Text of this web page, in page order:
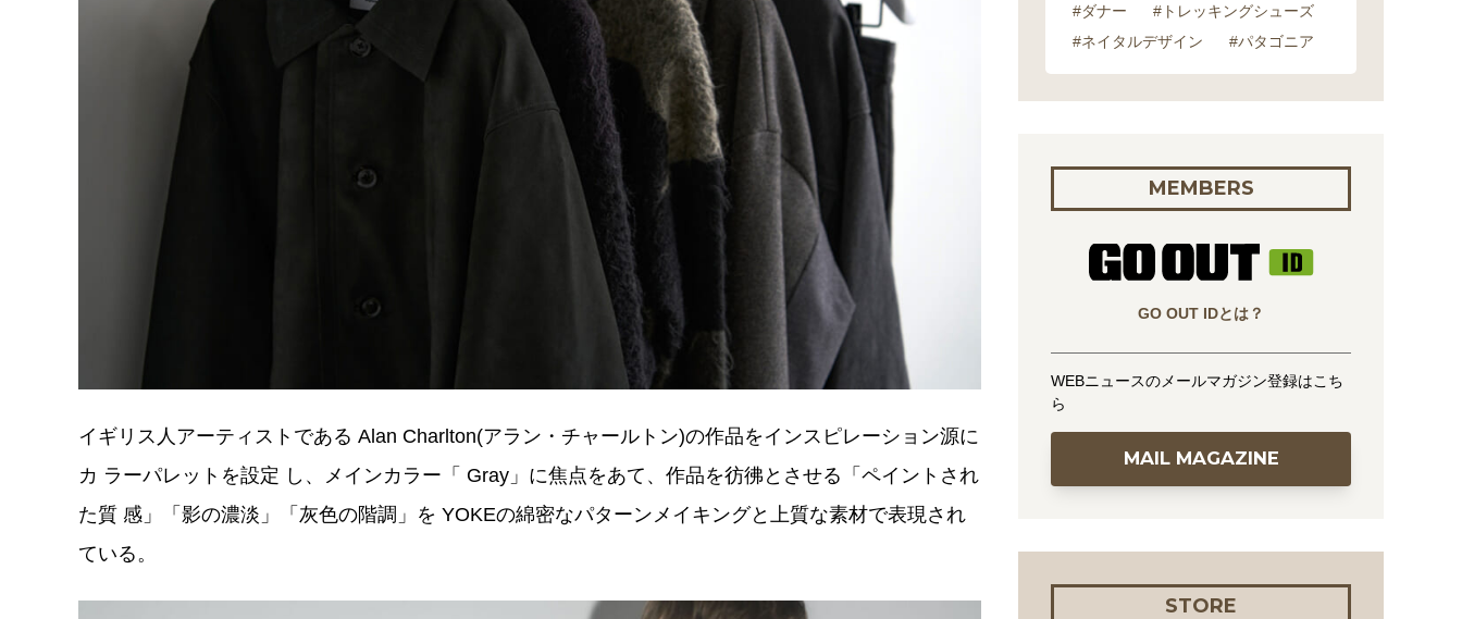
イギリス人アーティストである Alan Charlton(アラン・チャールトン)の作品をインスピレーション源に
カ ラーパレットを設定 し、メインカラー「 Gray」に焦点をあて、作品を彷彿とさせる「ペイントされ
た質 感」「影の濃淡」「灰色の階調」を YOKEの綿密なパターンメイキングと上質な素材で表現され
ている。
#ダナー
#トレッキングシューズ
#ネイタルデザイン
#パタゴニア
MEMBERS
GO OUT IDとは？
WEBニュースのメールマガジン登録はこち
ら
MAIL MAGAZINE
STORE